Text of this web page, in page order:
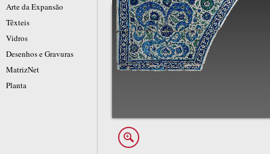
Arte da Expansão
Têxteis
Vidros
Desenhos e Gravuras
MatrizNet
Planta